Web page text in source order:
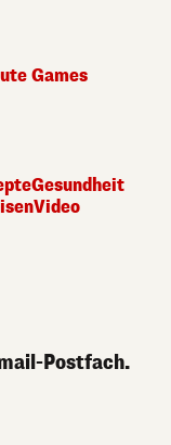
Games
Gesundheit
Video
Postfach.